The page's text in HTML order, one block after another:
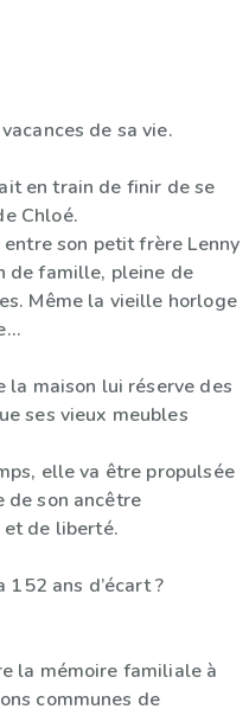
de sa vie.
en train de finir de se
Chloé.
son petit frère Lenny
de famille, pleine de
Même la vieille horloge
la maison lui réserve des
ses vieux meubles
elle va être propulsée
de son ancêtre
de liberté.
ans d’écart ?
la mémoire familiale à
communes de